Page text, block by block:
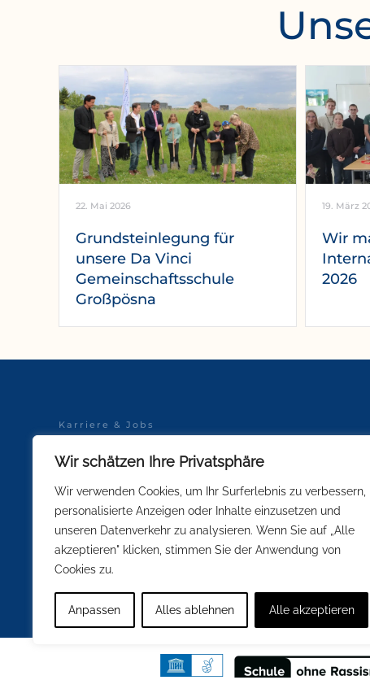
Wir schätzen Ihre Privatsphäre
Wir verwenden Cookies, um Ihr Surferlebnis zu verbessern,
personalisierte Anzeigen oder Inhalte einzusetzen und
unseren Datenverkehr zu analysieren. Wenn Sie auf „Alle
akzeptieren" klicken, stimmen Sie der Anwendung von
Cookies zu.
Anpassen Alles ablehnen Alle akzeptieren
22. Mai 2026
Grundsteinlegung für
unsere Da Vinci
Gemeinschaftsschule
Großpösna
19. März
Wir
2026
Karriere & Jobs
Schulsportkleidung
GENDER-HINWEIS:
Soweit innerhalb unserer
Interesse einer besseren und leichteren Lesbarkeit nicht in
Personenbezeichnungen gelten gleichermaßen für alle